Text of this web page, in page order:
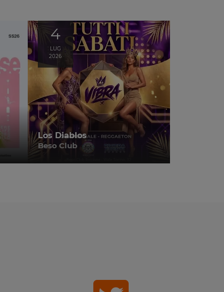
4
LUG
2026
Los Diablos
Beso Club